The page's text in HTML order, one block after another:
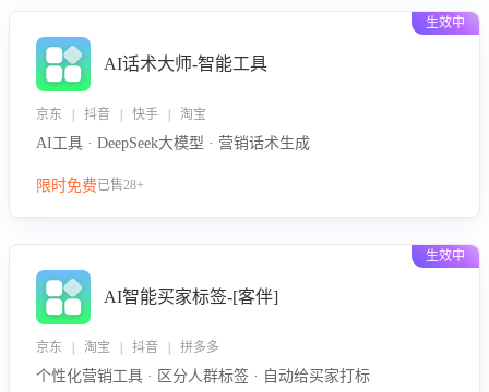
生效中
AI话术大师-智能工具
京东 | 抖音 | 快手 | 淘宝
AI工具 · DeepSeek大模型 · 营销话术生成
限时免费已售28+
生效中
AI智能买家标签-[客伴]
京东 | 淘宝 | 抖音 | 拼多多
个性化营销工具 · 区分人群标签 · 自动给买家打标